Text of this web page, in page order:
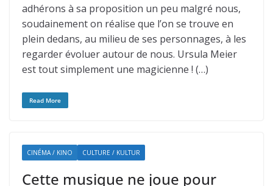
adhérons à sa proposition un peu malgré nous,
soudainement on réalise que l’on se trouve en
plein dedans, au milieu de ses personnages, à les
regarder évoluer autour de nous. Ursula Meier
est tout simplement une magicienne ! (…)
Read More
CINÉMA / KINO CULTURE / KULTUR
Cette musique ne joue pour